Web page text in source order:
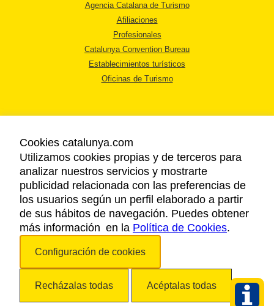
Agencia Catalana de Turismo
Afiliaciones
Profesionales
Catalunya Convention Bureau
Establecimientos turísticos
Oficinas de Turismo
AVISO LEGAL
POLÍTICA DE PRIVACIDAD
COOKIES
ACCESSIBILIDAD
Copyright © 2026. Agencia Catalana de Turismo. Todos los derechos
Cookies catalunya.com
Utilizamos cookies propias y de terceros para
analizar nuestros servicios y mostrarte
publicidad relacionada con las preferencias de
los usuarios según un perfil elaborado a partir
de sus hábitos de navegación. Puedes obtener
más información en la Política de Cookies.
Configuración de cookies
Recházalas todas Acéptalas todas